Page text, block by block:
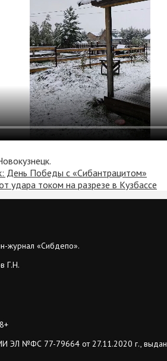
День Победы с «Сибантрацитом»
удара током на разрезе в Кузбассе
журнал «Сибдепо».
Г.Н.
ЭЛ №ФС 77-79664 от 27.11.2020 г.,